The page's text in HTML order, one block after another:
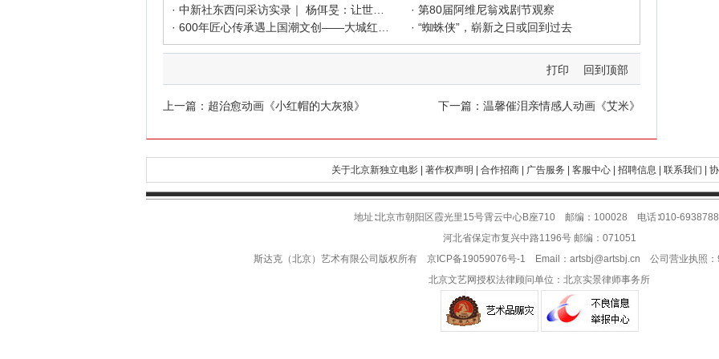
· 第80届阿维尼翁戏剧节观察
· “蜘蛛侠”，崭新之日或回到过去
打印 回到顶部
上一篇： 超治愈动画《小红帽的大灰狼》 下一篇： 温馨催泪亲情感人动画《艾米》
关于北京新独立电影 | 著作权声明 | 合作招商 | 广告服务 | 客服中心 | 招聘信息 | 联系我们 |
地址∶北京市朝阳区霞光里15号霄云中心B座710 邮编：100028 电话∶010-
河北省保定市复兴中路1196号 邮编：071051
斯达克（北京）艺术有限公司版权所有 京ICP备19059076号-1 Email： artsbj@artsbj.cn 公司营业执照
北京文艺网授权法律顾问单位： 北京实景律师事务所